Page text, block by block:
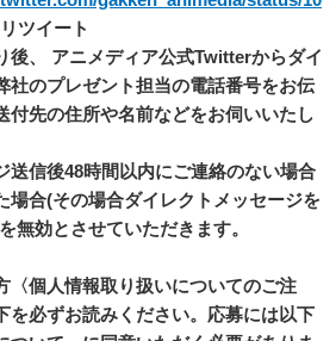
ツイート
後、 アニメディア公式Twitterからダイ
社のプレゼント担当の電話番号をお伝
付先の住所や名前などをお伺いいたし
信後48時間以内にご連絡のない場合
場合(その場合ダイレクトメッセージを
無効とさせていただきます。
〈個人情報取り扱いについてのご注
を必ずお読みください。応募には以下